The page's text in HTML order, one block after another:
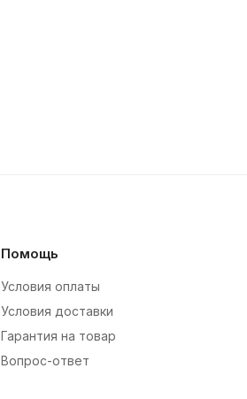
Помощь
Условия оплаты
Условия доставки
Гарантия на товар
Вопрос-ответ